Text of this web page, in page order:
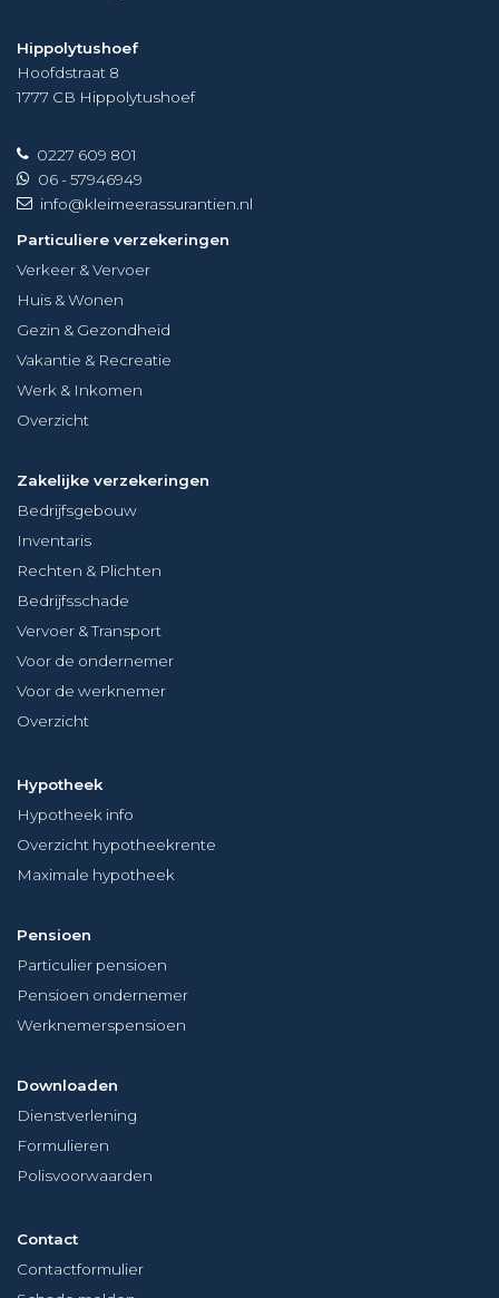
Hippolytushoef
Hoofdstraat 8
1777 CB Hippolytushoef
0227 609 801
06 - 57946949
info@kleimeerassurantien.nl
Particuliere verzekeringen
Verkeer & Vervoer
Huis & Wonen
Gezin & Gezondheid
Vakantie & Recreatie
Werk & Inkomen
Overzicht
Zakelijke verzekeringen
Bedrijfsgebouw
Inventaris
Rechten & Plichten
Bedrijfsschade
Vervoer & Transport
Voor de ondernemer
Voor de werknemer
Overzicht
Hypotheek
Hypotheek info
Overzicht hypotheekrente
Maximale hypotheek
Pensioen
Particulier pensioen
Pensioen ondernemer
Werknemerspensioen
Downloaden
Dienstverlening
Formulieren
Polisvoorwaarden
Contact
Contactformulier